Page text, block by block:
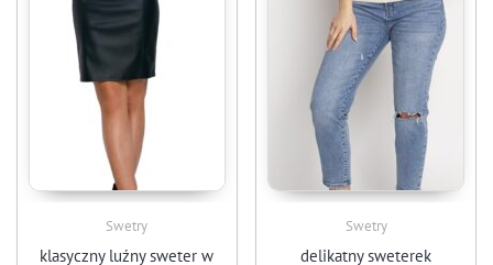
Swetry
klasyczny luźny sweter w
Swetry
delikatny sweterek